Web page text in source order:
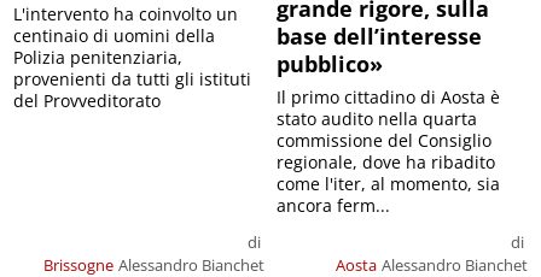
Brissogne
di
Alessandro Bianchet
L'intervento ha coinvolto un
centinaio di uomini della
Polizia penitenziaria,
provenienti da tutti gli istituti
del Provveditorato
grande rigore, sulla
base dell’interesse
pubblico»
Aosta
di
Alessandro Bianchet
Il primo cittadino di Aosta è
stato audito nella quarta
commissione del Consiglio
regionale, dove ha ribadito
come l'iter, al momento, sia
ancora ferm...